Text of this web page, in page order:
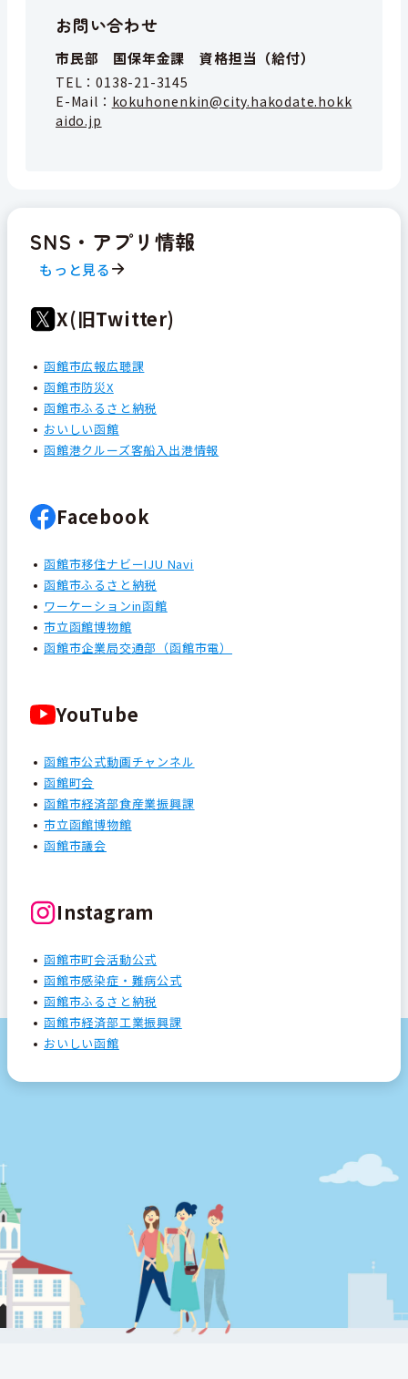
お問い合わせ
市民部 国保年金課 資格担当（給付）
TEL：0138-21-3145
E-Mail： kokuhonenkin@city.hakodate.hokk
aido.jp
SNS・アプリ情報
もっと見る
X(旧Twitter)
函館市広報広聴課
函館市防災X
函館市ふるさと納税
おいしい函館
函館港クルーズ客船入出港情報
Facebook
函館市移住ナビーIJU Navi
函館市ふるさと納税
ワーケーションin函館
市立函館博物館
函館市企業局交通部（函館市電）
YouTube
函館市公式動画チャンネル
函館町会
函館市経済部食産業振興課
市立函館博物館
函館市議会
Instagram
函館市町会活動公式
函館市感染症・難病公式
函館市ふるさと納税
函館市経済部工業振興課
おいしい函館